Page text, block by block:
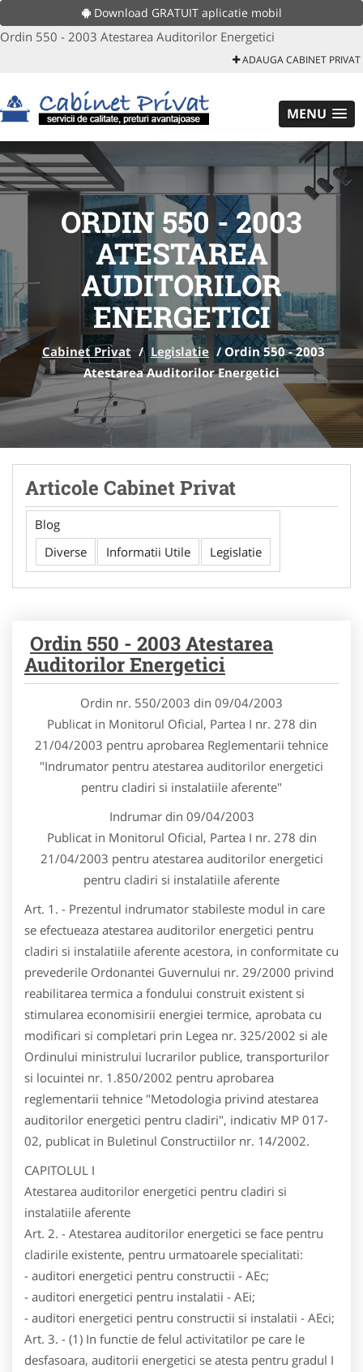
Download GRATUIT aplicatie mobil
Ordin 550 - 2003 Atestarea Auditorilor Energetici
ADAUGA CABINET PRIVAT
MENU
ORDIN 550 - 2003
ATESTAREA
AUDITORILOR
ENERGETICI
Cabinet Privat / Legislatie /Ordin 550 - 2003
Atestarea Auditorilor Energetici
Articole Cabinet Privat
Blog
Diverse
Informatii Utile Legislatie
Ordin 550 - 2003 Atestarea
Auditorilor Energetici
Ordin nr. 550/2003 din 09/04/2003
Publicat in Monitorul Oficial, Partea I nr. 278 din
21/04/2003 pentru aprobarea Reglementarii tehnice
"Indrumator pentru atestarea auditorilor energetici
pentru cladiri si instalatiile aferente"
Indrumar din 09/04/2003
Publicat in Monitorul Oficial, Partea I nr. 278 din
21/04/2003 pentru atestarea auditorilor energetici
pentru cladiri si instalatiile aferente
Art. 1. - Prezentul indrumator stabileste modul in care
se efectueaza atestarea auditorilor energetici pentru
cladiri si instalatiile aferente acestora, in conformitate cu
prevederile Ordonantei Guvernului nr. 29/2000 privind
reabilitarea termica a fondului construit existent si
stimularea economisirii energiei termice, aprobata cu
modificari si completari prin Legea nr. 325/2002 si ale
Ordinului ministrului lucrarilor publice, transporturilor
si locuintei nr. 1.850/2002 pentru aprobarea
reglementarii tehnice "Metodologia privind atestarea
auditorilor energetici pentru cladiri", indicativ MP 017-
02, publicat in Buletinul Constructiilor nr. 14/2002.
CAPITOLUL I
Atestarea auditorilor energetici pentru cladiri si
instalatiile aferente
Art. 2. - Atestarea auditorilor energetici se face pentru
cladirile existente, pentru urmatoarele specialitati:
- auditori energetici pentru constructii - AEc;
- auditori energetici pentru instalatii - AEi;
- auditori energetici pentru constructii si instalatii - AEci;
Art. 3. - (1) In functie de felul activitatilor pe care le
desfasoara, auditorii energetici se atesta pentru gradul I